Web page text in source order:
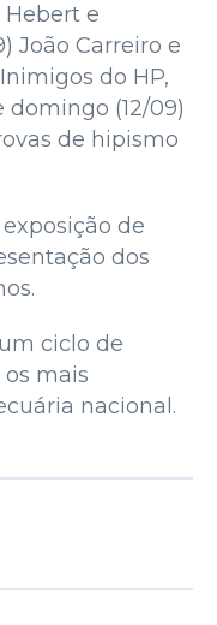
e
João Carreiro e
do HP,
domingo (12/09)
de hipismo
de
dos
ciclo de
mais
nacional.